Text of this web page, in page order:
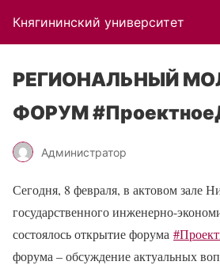
Княгининский университет
РЕГИОНАЛЬНЫЙ
ФОРУМ
Администратор
Сегодня, 8 февраля, в актовом зале
государственного инженерно-
состоялось открытие форума
форума – обсуждение актуальных